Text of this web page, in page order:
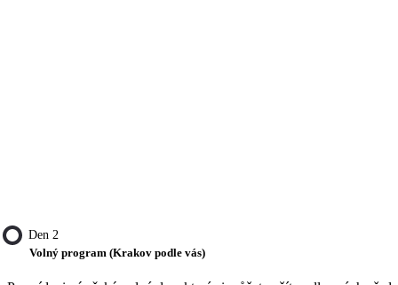
Den 2
Volný program (Krakov podle vás)